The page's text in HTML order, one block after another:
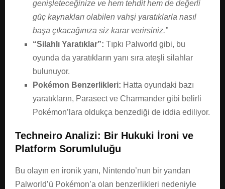
genişleteceğinize ve hem tehdit hem de değerli
güç kaynakları olabilen vahşi yaratıklarla nasıl
başa çıkacağınıza siz karar verirsiniz.”
“Silahlı Yaratıklar”: Tıpkı Palworld gibi, bu
oyunda da yaratıkların yanı sıra ateşli silahlar
bulunuyor.
Pokémon Benzerlikleri: Hatta oyundaki bazı
yaratıkların, Parasect ve Charmander gibi belirli
Pokémon’lara oldukça benzediği de iddia ediliyor.
Techneiro Analizi: Bir Hukuki İroni ve
Platform Sorumluluğu
Bu olayın en ironik yanı, Nintendo’nun bir yandan
Palworld’ü Pokémon’a olan benzerlikleri nedeniyle